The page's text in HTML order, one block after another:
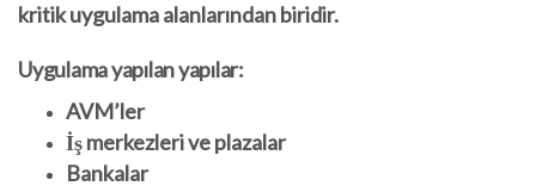
kritik uygulama alanlarından biridir.
Uygulama yapılan yapılar:
AVM’ler
İş merkezleri ve plazalar
Bankalar